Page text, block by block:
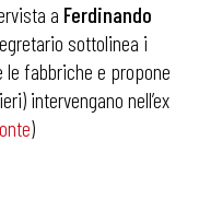
a Ferdinando
sottolinea i
fabbriche e propone
intervengano nell’ex
)